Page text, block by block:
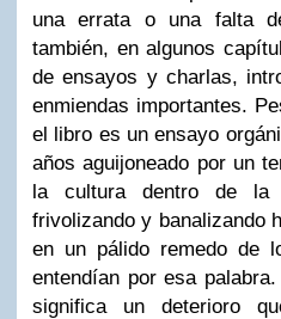
una errata o una falta
también, en algunos
de ensayos y charlas,
enmiendas importantes.
el libro es un ensayo
años aguijoneado por un
la cultura dentro de
frivolizando y banalizando
en un pálido remedo de
entendían por esa
significa un deterioro